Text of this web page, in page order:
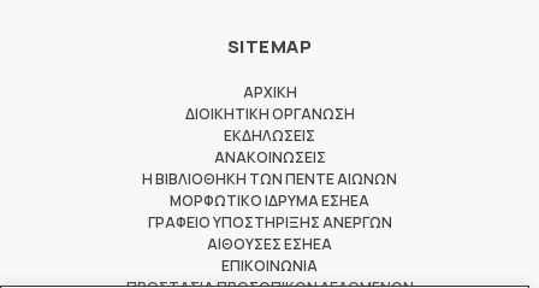
SITEMAP
ΑΡΧΙΚΗ
ΔΙΟΙΚΗΤΙΚΗ ΟΡΓΑΝΩΣΗ
ΕΚΔΗΛΩΣΕΙΣ
ΑΝΑΚΟΙΝΩΣΕΙΣ
Η ΒΙΒΛΙΟΘΗΚΗ ΤΩΝ ΠΕΝΤΕ ΑΙΩΝΩΝ
ΜΟΡΦΩΤΙΚΟ ΙΔΡΥΜΑ ΕΣΗΕΑ
ΓΡΑΦΕΙΟ ΥΠΟΣΤΗΡΙΞΗΣ ΑΝΕΡΓΩΝ
ΑΙΘΟΥΣΕΣ ΕΣΗΕΑ
ΕΠΙΚΟΙΝΩΝΙΑ